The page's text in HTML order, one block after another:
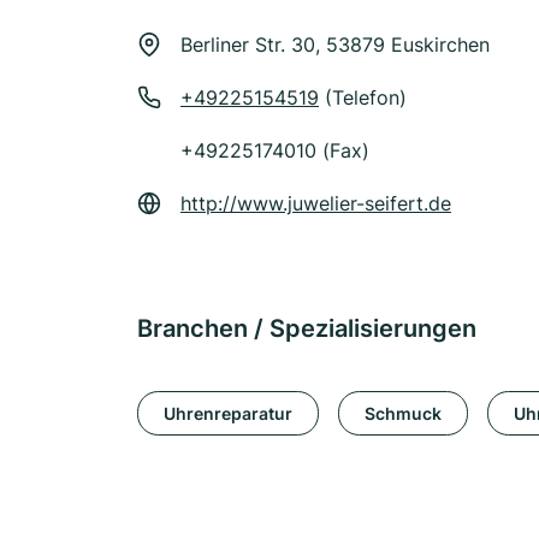
Berliner Str. 30, 53879 Euskirchen
+49225154519 (Telefon)
+49225174010 (Fax)
http://www.juwelier-seifert.de
Branchen / Spezialisierungen
Uhrenreparatur Schmuck